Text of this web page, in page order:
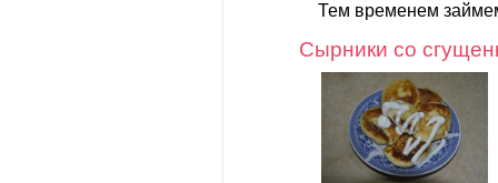
Тем временем
Сырники со